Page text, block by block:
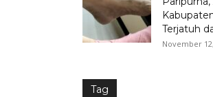
Terjatuh
November
Tag